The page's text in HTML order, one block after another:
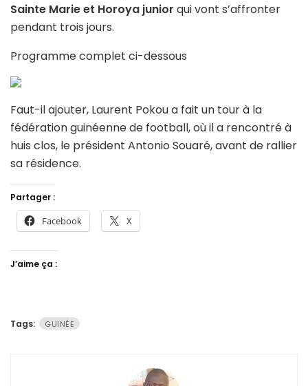
Sainte Marie et Horoya junior qui vont s’affronter
pendant trois jours.
Programme complet ci-dessous
Faut-il ajouter, Laurent Pokou a fait un tour à la
fédération guinéenne de football, où il a rencontré à
huis clos, le président Antonio Souaré, avant de rallier
sa résidence.
Partager :
Facebook X
J’aime ça :
Tags: GUINÉE